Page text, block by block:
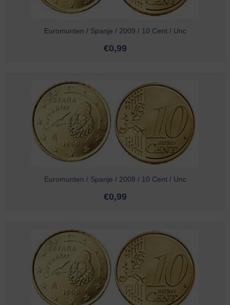
Euromunten / Spanje / 2009 / 10 Cent / Unc
€0,99
Euromunten / Spanje / 2008 / 10 Cent / Unc
€0,99